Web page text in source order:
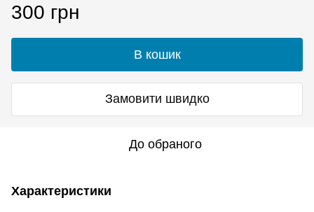
300 грн
В кошик
Замовити швидко
До обраного
Характеристики